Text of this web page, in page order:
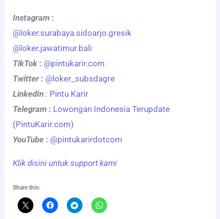
Instagram :
@loker.surabaya.sidoarjo.gresik
@loker.jawatimur.bali
TikTok : @pintukarir.com
Twitter: @loker_subsdagre
LinkedIn : Pintu Karir
Telegram : Lowongan Indonesia Terupdate
(PintuKarir.com)
YouTube : @pintukarirdotcom
Klik disini untuk support kami
Share this: